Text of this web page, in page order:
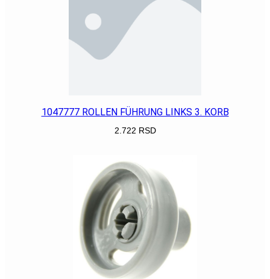
1047777 ROLLEN FÜHRUNG LINKS 3. KORB
2.722 RSD